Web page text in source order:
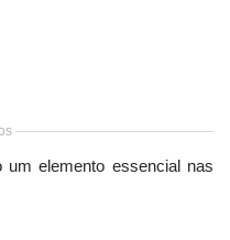
elemento essencial nas